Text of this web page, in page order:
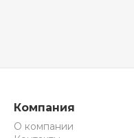
Компания
О компании